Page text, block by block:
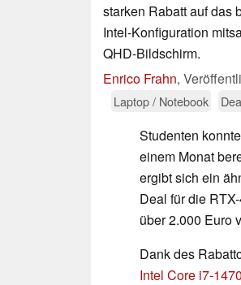
starken Rabatt auf das
Intel-Konfiguration
QHD-Bildschirm.
Enrico Frahn,
Laptop / Notebook
Studenten
einem Monat
ergibt sich ein
Deal für die
über 2.000 Euro
Dank des
Intel Core i7-